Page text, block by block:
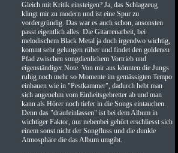
Gleich mit Kritik einsteigen? Ja, das Schlagzeug
klingt mir zu modern und ist eine Spur zu
vordergründig. Das war es auch schon, ansonsten
passt eigentlich alles. Die Gitarrenarbeit, bei
melodischem Black Metal ja doch irgendwo wichtig,
kommt sehr gelungen rüber und findet den goldenen
Pfad zwischen songdienlichem Vortrieb und
eigenständiger Note. Von mir aus könnten die Jungs
ruhig noch mehr so Momente im gemässigten Tempo
einbauen wie in "Pestkammer", dadurch hebt man
sich angenehm vom Einheitsgebretter ab und man
kann als Hörer noch tiefer in die Songs eintauchen.
Denn das "draufeinlassen" ist bei dem Album in
wichtiger Faktor, nur nebenbei gehört erschliesst sich
einem sonst nicht der Songfluss und die dunkle
Atmosphäre die das Album umgibt.